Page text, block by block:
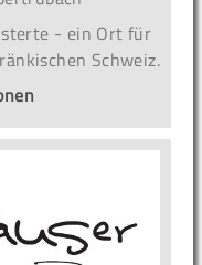
- ein Ort für
Schweiz.